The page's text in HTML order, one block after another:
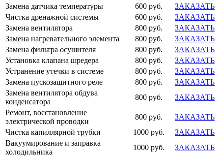
Замена датчика температуры
600 руб.
ЗАКАЗАТЬ
Чистка дренажной системы
600 руб.
ЗАКАЗАТЬ
Замена вентилятора
800 руб.
ЗАКАЗАТЬ
Замена нагревательного элемента
800 руб.
ЗАКАЗАТЬ
Замена фильтра осушителя
800 руб.
ЗАКАЗАТЬ
Установка клапана шредера
800 руб.
ЗАКАЗАТЬ
Устранение утечки в системе
800 руб.
ЗАКАЗАТЬ
Замена пускозащитного реле
800 руб.
ЗАКАЗАТЬ
Замена вентилятора обдува
конденсатора
800 руб.
ЗАКАЗАТЬ
Ремонт, восстановление
электрической проводки
800 руб.
ЗАКАЗАТЬ
Чистка капиллярной трубки
1000 руб.
ЗАКАЗАТЬ
Вакуумирование и заправка
холодильника
1000 руб.
ЗАКАЗАТЬ